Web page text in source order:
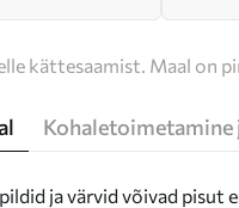
kättesaamist. Maal on
Kohaletoimetamine
ja värvid võivad pisut